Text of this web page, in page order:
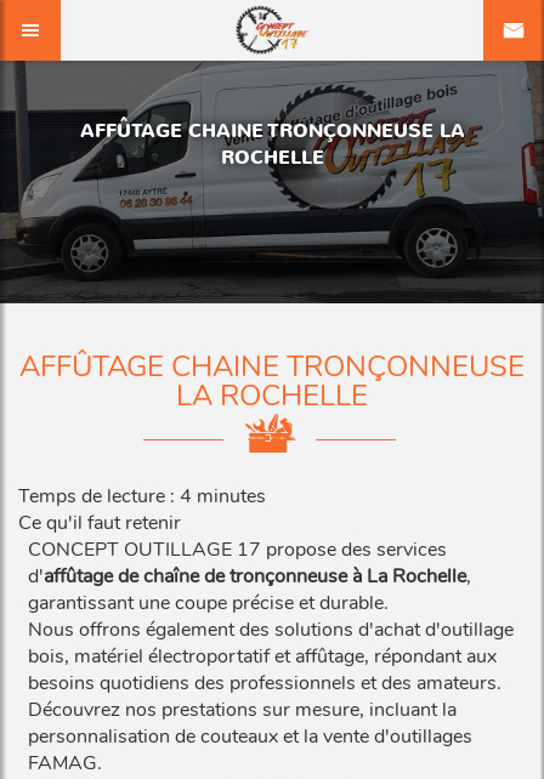
AFFÛTAGE CHAINE TRONÇONNEUSE LA
ROCHELLE
AFFÛTAGE CHAINE TRONÇONNEUSE
LA ROCHELLE
Temps de lecture : 4 minutes
Ce qu'il faut retenir
CONCEPT OUTILLAGE 17 propose des services
d'affûtage de chaîne de tronçonneuse à La Rochelle,
garantissant une coupe précise et durable.
Nous offrons également des solutions d'achat d'outillage
bois, matériel électroportatif et affûtage, répondant aux
besoins quotidiens des professionnels et des amateurs.
Découvrez nos prestations sur mesure, incluant la
personnalisation de couteaux et la vente d'outillages
FAMAG.